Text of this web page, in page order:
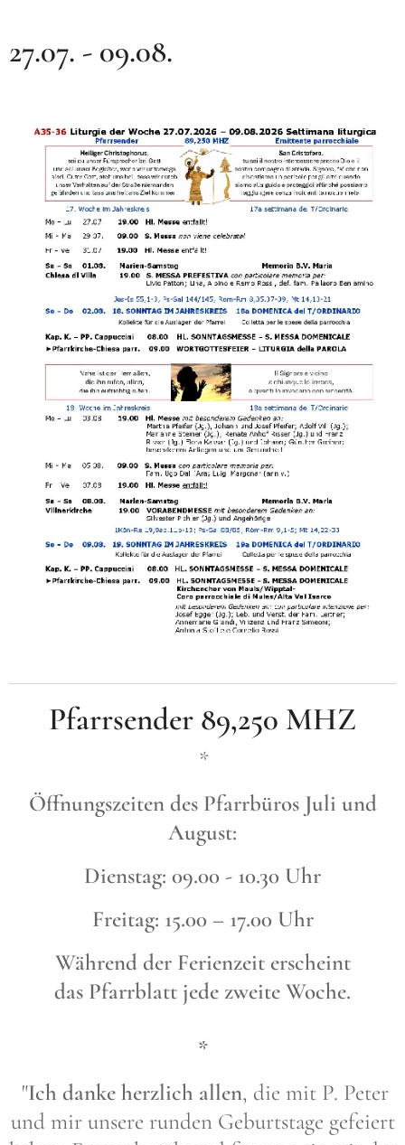
27.07. - 09.08.
Pfarrsender 89,250 MHZ
*
Öffnungszeiten des Pfarrbüros Juli und
August:
Dienstag: 09.00 - 10.30 Uhr
Freitag: 15.00 – 17.00 Uhr
Während der Ferienzeit erscheint
das Pfarrblatt jede zweite Woche.
*
"Ich danke herzlich allen, die mit P. Peter
und mir unsere runden Geburtstage gefeiert